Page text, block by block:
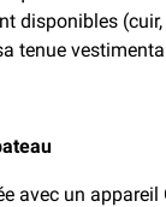
disponibles
tenue
avec un